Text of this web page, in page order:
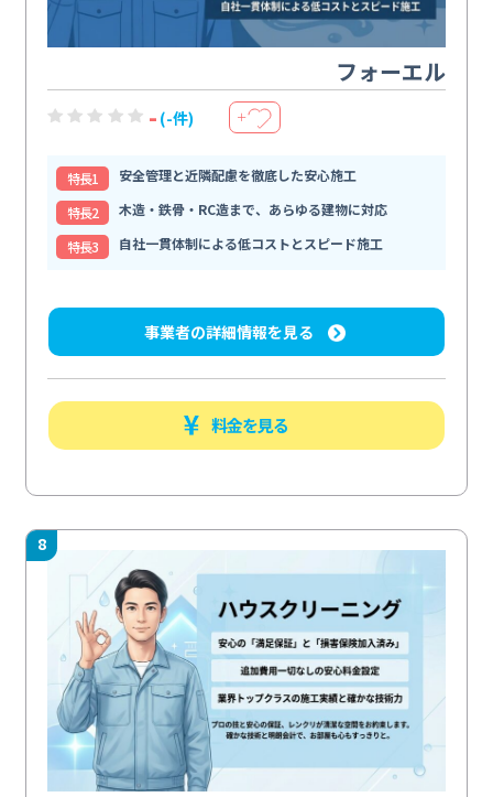
フォーエル
- (-件) ＋
特⻑1
安全管理と近隣配慮を徹底した安心施工
特⻑2
木造・鉄骨・RC造まで、あらゆる建物に対応
特⻑3
自社一貫体制による低コストとスピード施工
事業者の詳細情報を見る
料金を見る
8